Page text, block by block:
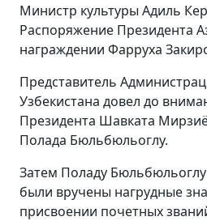
Министр культуры Адиль
Распоряжение Президента
награждении Фарруха
Представитель
Узбекистана довел до
Президента Шавката
Полада Бюльбюльоглу.
Затем Поладу
были вручены нагрудные
присвоении почетных